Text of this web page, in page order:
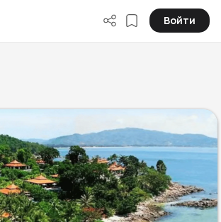
Войти